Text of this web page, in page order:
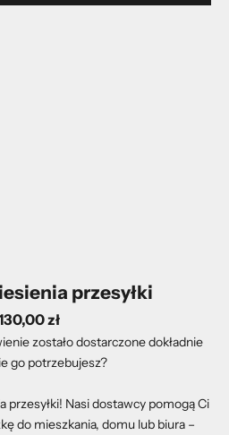
przesyłki
zł
zostało dostarczone dokładnie
go potrzebujesz?
przesyłki! Nasi dostawcy pomogą Ci
do mieszkania, domu lub biura –